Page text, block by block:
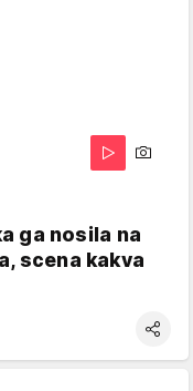
ga nosila na
scena kakva